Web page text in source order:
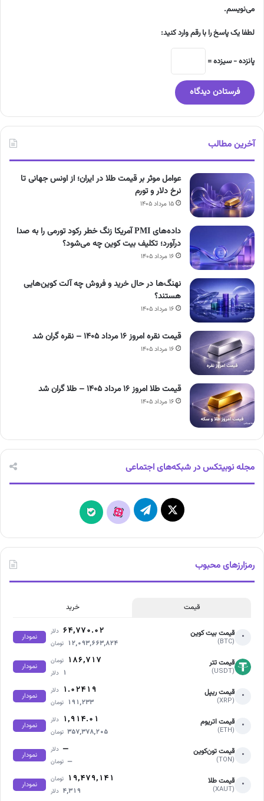
می‌نویسم.
لطفا یک پاسخ را با رقم وارد کنید:
پانزده − سیزده =
آخرین مطالب
عوامل موثر بر قیمت طلا در ایران؛ از اونس جهانی تا
نرخ دلار و تورم
۱۵ مرداد ۱۴۰۵
داده‌های PMI آمریکا زنگ خطر رکود تورمی را به صدا
درآورد؛ تکلیف بیت کوین چه می‌شود؟
۱۶ مرداد ۱۴۰۵
نهنگ‌ها در حال خرید و فروش چه آلت کوین‌هایی
هستند؟
۱۶ مرداد ۱۴۰۵
قیمت نقره امروز ۱۶ مرداد ۱۴۰۵ – نقره گران شد
۱۶ مرداد ۱۴۰۵
قیمت طلا امروز ۱۶ مرداد ۱۴۰۵ – طلا گران شد
۱۶ مرداد ۱۴۰۵
مجله نوبیتکس در شبکه‌های اجتماعی
X تلگرام آپارات بله
رمزارزهای محبوب
قیمت خرید
• قیمت بیت کوین
(BTC)
۶۴,۷۷۰.۰۲ دلار
۱۲,۰۹۳,۶۶۳,۸۲۴ تومان
نمودار
قیمت تتر
(USDT)
۱۸۶,۷۱۷ تومان
۱ دلار
نمودار
• قیمت ریپل
(XRP)
۱.۰۲۴۱۹ دلار
۱۹۱,۲۳۳ تومان
نمودار
• قیمت اتریوم
(ETH)
۱,۹۱۴.۰۱ دلار
۳۵۷,۳۷۸,۲۰۵ تومان
نمودار
• قیمت تون‌کوین
(TON)
— دلار
— تومان
نمودار
• قیمت طلا
(XAUT)
۱۹,۴۷۹,۱۴۱ تومان
۴,۳۱۹ دلار
نمودار